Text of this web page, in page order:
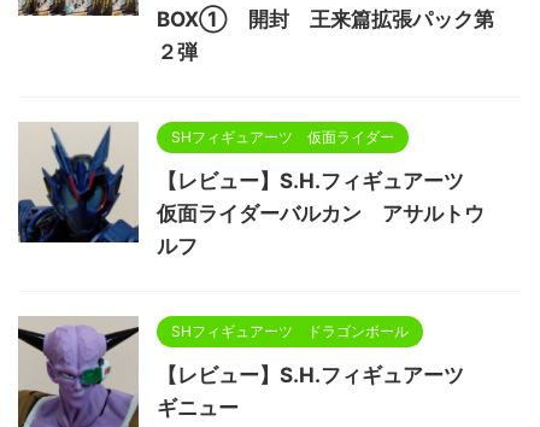
BOX① 開封 王来篇拡張パック第
２弾
SHフィギュアーツ 仮面ライダー
【レビュー】S.H.フィギュアーツ
仮面ライダーバルカン アサルトウ
ルフ
SHフィギュアーツ ドラゴンボール
【レビュー】S.H.フィギュアーツ
ギニュー